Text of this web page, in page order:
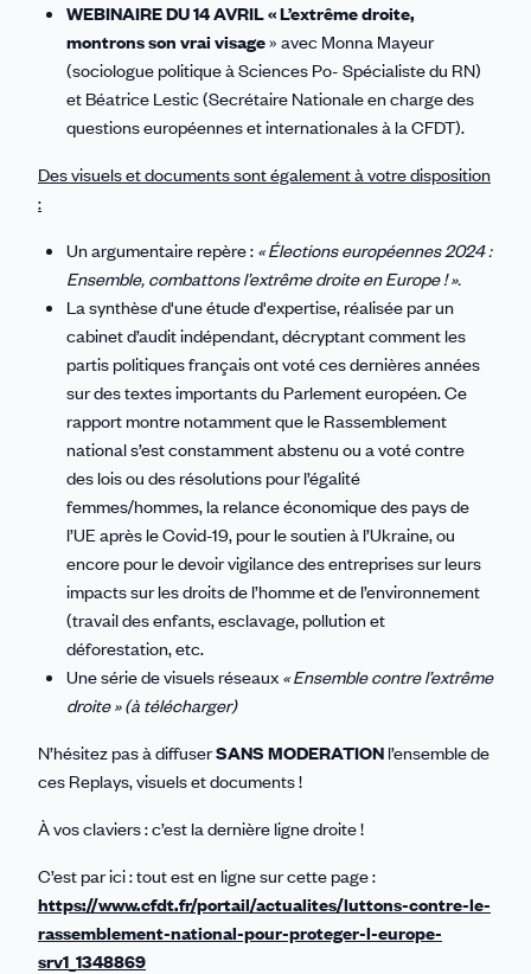
WEBINAIRE DU 14 AVRIL « L’extrême droite,
montrons son vrai visage» avec Monna Mayeur
(sociologue politique à Sciences Po- Spécialiste du RN)
et Béatrice Lestic (Secrétaire Nationale en charge des
questions européennes et internationales à la CFDT).
Des visuels et documents sont également à votre disposition
:
Un argumentaire repère : « Élections européennes 2024 :
Ensemble, combattons l’extrême droite en Europe ! ».
La synthèse d'une étude d'expertise, réalisée par un
cabinet d’audit indépendant, décryptant comment les
partis politiques français ont voté ces dernières années
sur des textes importants du Parlement européen. Ce
rapport montre notamment que le Rassemblement
national s’est constamment abstenu ou a voté contre
des lois ou des résolutions pour l’égalité
femmes/hommes, la relance économique des pays de
l’UE après le Covid-19, pour le soutien à l’Ukraine, ou
encore pour le devoir vigilance des entreprises sur leurs
impacts sur les droits de l’homme et de l’environnement
(travail des enfants, esclavage, pollution et
déforestation, etc.
Une série de visuels réseaux « Ensemble contre l’extrême
droite » (à télécharger)
N’hésitez pas à diffuserSANS MODERATION l’ensemble de
ces Replays, visuels et documents !
À vos claviers : c’est la dernière ligne droite !
C’est par ici : tout est en ligne sur cette page :
https://www.cfdt.fr/portail/actualites/luttons-contre-le-
rassemblement-national-pour-proteger-l-europe-
srv1_1348869